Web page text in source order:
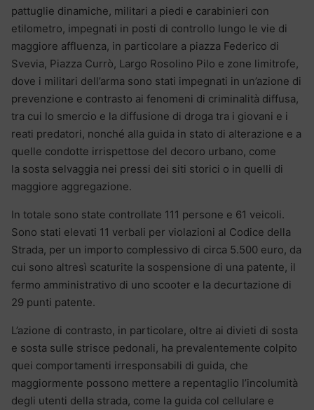
pattuglie dinamiche, militari a piedi e carabinieri con
etilometro, impegnati in posti di controllo lungo le vie di
maggiore affluenza, in particolare a piazza Federico di
Svevia, Piazza Currò, Largo Rosolino Pilo e zone limitrofe,
dove i militari dell’arma sono stati impegnati in un’azione di
prevenzione e contrasto ai fenomeni di criminalità diffusa,
tra cui lo smercio e la diffusione di droga tra i giovani e i
reati predatori, nonché alla guida in stato di alterazione e a
quelle condotte irrispettose del decoro urbano, come
la sosta selvaggia nei pressi dei siti storici o in quelli di
maggiore aggregazione.
In totale sono state controllate 111 persone e 61 veicoli.
Sono stati elevati 11 verbali per violazioni al Codice della
Strada, per un importo complessivo di circa 5.500 euro, da
cui sono altresì scaturite la sospensione di una patente, il
fermo amministrativo di uno scooter e la decurtazione di
29 punti patente.
L’azione di contrasto, in particolare, oltre ai divieti di sosta
e sosta sulle strisce pedonali, ha prevalentemente colpito
quei comportamenti irresponsabili di guida, che
maggiormente possono mettere a repentaglio l’incolumità
degli utenti della strada, come la guida col cellulare e